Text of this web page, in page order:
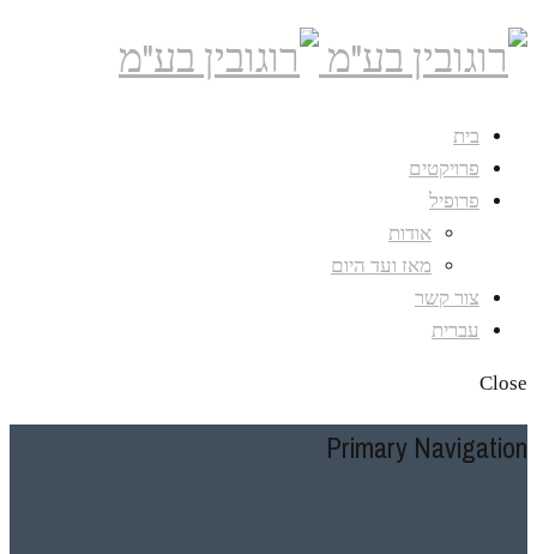
בית
פרויקטים
פרופיל
אודות
מאז ועד היום
צור קשר
עברית
Close
Primary Navigation